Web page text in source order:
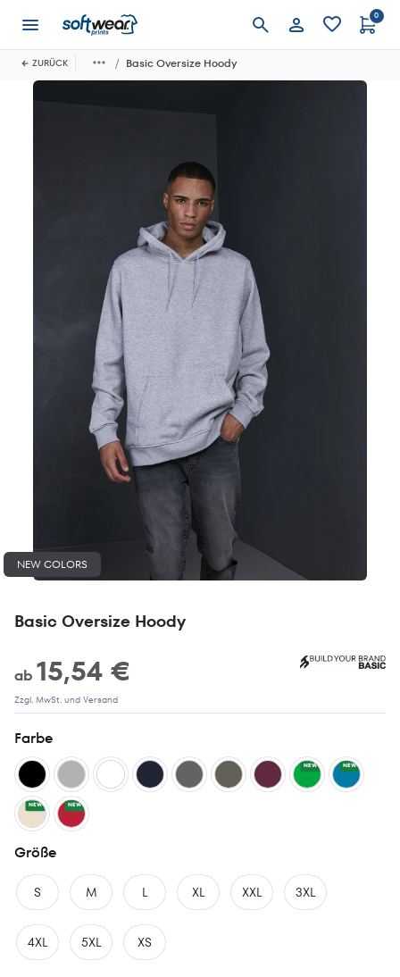
Anmelden
0
ZURÜCK Basic Oversize Hoody
NEW COLORS
Basic Oversize Hoody
ab 15,54 €
Zzgl. MwSt. und Versand
Farbe
NEW NEW
NEW NEW
Größe
S M L XL XXL 3XL
4XL 5XL XS